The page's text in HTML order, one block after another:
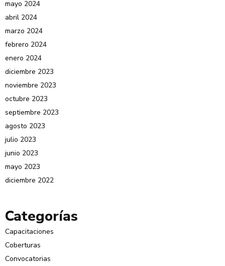
mayo 2024
abril 2024
marzo 2024
febrero 2024
enero 2024
diciembre 2023
noviembre 2023
octubre 2023
septiembre 2023
agosto 2023
julio 2023
junio 2023
mayo 2023
diciembre 2022
Categorías
Capacitaciones
Coberturas
Convocatorias